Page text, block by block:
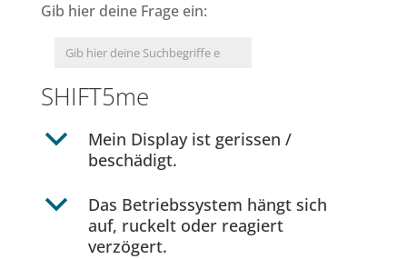
Gib hier deine Frage ein:
SHIFT5me
b
Mein Display ist gerissen /
beschädigt.
b
Das Betriebssystem hängt sich
auf, ruckelt oder reagiert
verzögert.